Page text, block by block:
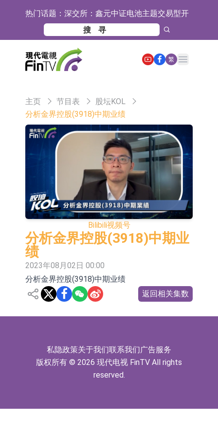
热门话题： 深交所：鑫元中证电池主题交易型开
放式指数证券投资基金8月12日上市
交易
通天酒业(00389.HK)停牌
深交所：晶合集成(02249.HK)获调入
港股通标的证券名单
和光智成完成天使轮数千万融资
2026年8月12日透过重开进行投标
5年期港元特区政府机构债券将于
2026年8月12日透过重开进行投标
1年期港元隔夜平均指数挂钩债券将
于2026年8月12日进行投标
香港证监会就中国糖果前高管的失当
行为取得13年取消资格令
【异动股】港股跌幅榜前十，融信中
国(03301.HK)跌38.98%，德信服务集
团(02215.HK)跌35.71%
【异动股】港股涨幅榜前十，生物系
统工程股权(02902.HK)涨+218.75%，
敏捷控股(00186.HK)涨+82.50%
地纬智能：暂未开展对外的语料商业
嘉立创：公司主要提供EDA/CAM、
PCB、电子元器件等电子及机械产业
链一站式研发智造服务
工信部：鼓励民爆企业依法依规实施
重组整合
工信部：到2030年形成3-5家具有较
强国际运营能力的大型民爆企业集团
因美纳：首批由中国生产制造基地生
北京君正：预计后续仍将主要采用季
度调价的模式
【异动股】港股跌幅榜前十，智傲控
繁
Open main menu
主页 节目表
股坛KOL
分析金界控股(3918)中期业绩
Bilibili视频号
分析金界控股(3918)中期业
绩
2023年08月02日 00:00
分析金界控股(3918)中期业绩
返回相关集数
私隐政策关于我们联系我们广告服务
版权所有 © 2026 现代电视 FinTV All rights
reserved.